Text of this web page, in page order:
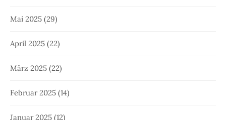
Mai 2025 (29)
April 2025 (22)
März 2025 (22)
Februar 2025 (14)
Januar 2025 (12)